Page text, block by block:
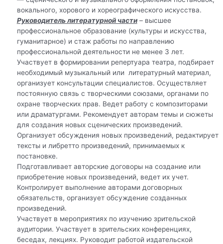
вокального, хорового и хореографического искусства.
Руководитель литературной части– высшее
профессиональное образование (культуры и искусства,
гуманитарное) и стаж работы по направлению
профессиональной деятельности не менее 3 лет.
Участвует в формировании репертуара театра, подбирает
необходимый музыкальный или литературный материал,
организует консультации специалистов. Осуществляет
постоянную связь с творческими союзами, органами по
охране творческих прав. Ведет работу с композиторами
или драматургами. Рекомендует авторам темы и сюжеты
для создания новых сценических произведений.
Организует обсуждения новых произведений, редактирует
тексты и либретто произведений, принимаемых к
постановке.
Подготавливает авторские договоры на создание или
приобретение новых произведений, ведет их учет.
Контролирует выполнение авторами договорных
обязательств, организует обсуждение созданных
произведений.
Участвует в мероприятиях по изучению зрительской
аудитории. Участвует в зрительских конференциях,
беседах, лекциях. Руководит работой издательской